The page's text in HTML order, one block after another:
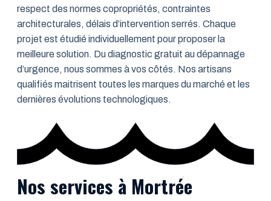
respect des normes copropriétés, contraintes
architecturales, délais d’intervention serrés. Chaque
projet est étudié individuellement pour proposer la
meilleure solution. Du diagnostic gratuit au dépannage
d’urgence, nous sommes à vos côtés. Nos artisans
qualifiés maitrisent toutes les marques du marché et les
dernières évolutions technologiques.
Nos services à Mortrée